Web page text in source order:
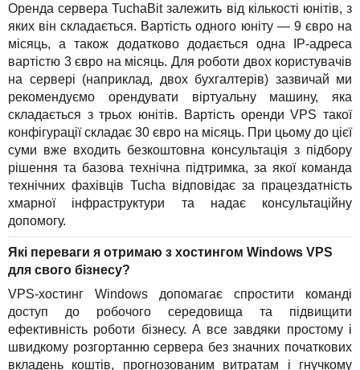
Оренда сервера TuchaBit залежить від кількості юнітів, з
яких він складається. Вартість одного юніту — 9 євро на
місяць, а також додатково додається одна IP-адреса
вартістю 3 євро на місяць. Для роботи двох користувачів
на сервері (наприклад, двох бухгалтерів) зазвичай ми
рекомендуємо орендувати віртуальну машину, яка
складається з трьох юнітів. Вартість оренди VPS такої
конфігурації складає 30 євро на місяць. При цьому до цієї
суми вже входить безкоштовна консультація з підбору
рішення та базова технічна підтримка, за якої команда
технічних фахівців Tucha відповідає за працездатність
хмарної інфраструктури та надає консультаційну
допомогу.
Які переваги я отримаю з хостингом Windows VPS
для свого бізнесу?
VPS-хостинг Windows допомагає спростити команді
доступ до робочого середовища та підвищити
ефективність роботи бізнесу. А все завдяки простому і
швидкому розгортанню сервера без значних початкових
вкладень коштів, прогнозованим витратам і гнучкому